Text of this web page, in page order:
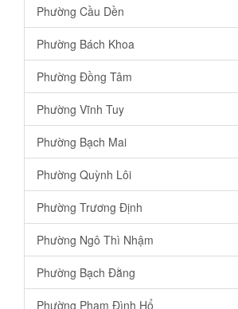
Phường Cầu Dền
Phường Bách Khoa
Phường Đồng Tâm
Phường Vĩnh Tuy
Phường Bạch Mai
Phường Quỳnh Lôi
Phường Trương Định
Phường Ngô Thì Nhậm
Phường Bạch Đằng
Phường Phạm Đình Hổ